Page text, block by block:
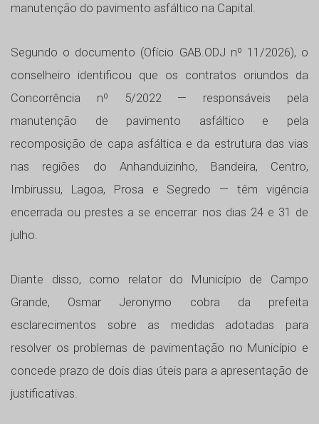
manutenção do pavimento asfáltico na Capital.
Segundo o documento (Ofício GAB.ODJ nº 11/2026), o
conselheiro identificou que os contratos oriundos da
Concorrência nº 5/2022 — responsáveis pela
manutenção de pavimento asfáltico e pela
recomposição de capa asfáltica e da estrutura das vias
nas regiões do Anhanduizinho, Bandeira, Centro,
Imbirussu, Lagoa, Prosa e Segredo — têm vigência
encerrada ou prestes a se encerrar nos dias 24 e 31 de
julho.
Diante disso, como relator do Município de Campo
Grande, Osmar Jeronymo cobra da prefeita
esclarecimentos sobre as medidas adotadas para
resolver os problemas de pavimentação no Município e
concede prazo de dois dias úteis para a apresentação de
justificativas.